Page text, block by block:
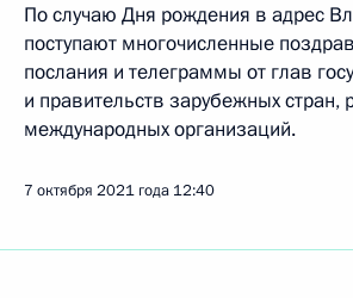
По случаю Дня рождения в адрес
поступают многочисленные
послания и телеграммы от глав
и правительств зарубежных стран,
международных организаций.
7 октября 2021 года 12:40